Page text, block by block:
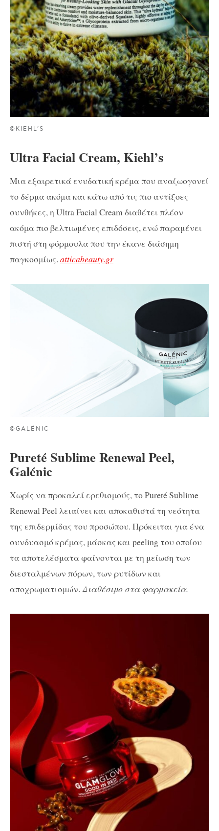
©KIEHL’S
Ultra Facial Cream, Kiehl’s
Μια εξαιρετικά ενυδατική κρέμα που αναζωογονεί
το δέρμα ακόμα και κάτω από τις πιο αντίξοες
συνθήκες, η Ultra Facial Cream διαθέτει πλέον
ακόμα πιο βελτιωμένες επιδόσεις, ενώ παραμένει
πιστή στη φόρμουλα που την έκανε διάσημη
παγκοσμίως. atticabeauty.gr
©GALÉNIC
Pureté Sublime Renewal Peel,
Galénic
Χωρίς να προκαλεί ερεθισμούς, το Pureté Sublime
Renewal Peel λειαίνει και αποκαθιστά τη νεότητα
της επιδερμίδας του προσώπου. Πρόκειται για ένα
συνδυασμό κρέμας, μάσκας και peeling του οποίου
τα αποτελέσματα φαίνονται με τη μείωση των
διεσταλμένων πόρων, των ρυτίδων και
αποχρωματισμών. Διαθέσιμο στα φαρμακεία.